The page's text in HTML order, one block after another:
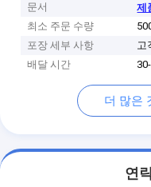
문서
제
최소 주문 수량
포장 세부 사항
고
배달 시간
더 많은
연